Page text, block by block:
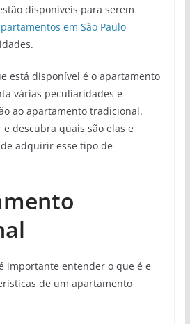
disponíveis para serem
em São Paulo
está disponível é o apartamento
várias peculiaridades e
ao apartamento tradicional.
e descubra quais são elas e
adquirir esse tipo de
importante entender o que é e
de um apartamento